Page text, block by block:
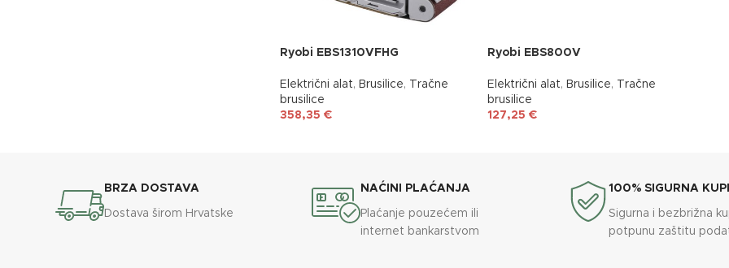
Ryobi EBS1310VFHG
Električni alat, Brusilice, Tračne
brusilice
358,35 €
Ryobi EBS800V
Električni alat, Brusilice, Tračne
brusilice
127,25 €
BRZA DOSTAVA
Dostava širom Hrvatske
NAĆINI PLAĆANJA
Plaćanje pouzećem ili
internet bankarstvom
100% SIGURNA
Sigurna i bezbrižna
potpunu zaštitu